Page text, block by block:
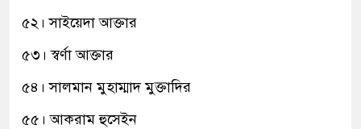
৫২। সাইয়েদা আক্তার
৫৩। স্বর্ণা আক্তার
৫৪। সালমান মুহাম্মাদ মুক্তাদির
৫৫। আকরাম হুসেইন